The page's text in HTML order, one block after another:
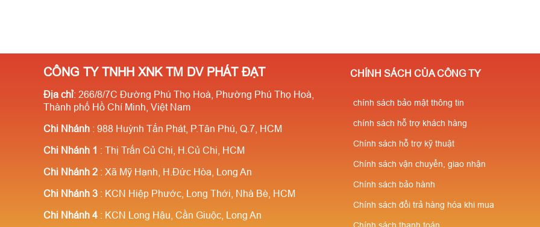
CÔNG TY TNHH XNK TM DV PHÁT ĐẠT
Địa chỉ: 266/8/7C Đường Phú Thọ Hoà, Phường Phú Thọ Hoà,
Thành phố Hồ Chí Minh, Việt Nam
Chi Nhánh : 988 Huỳnh Tấn Phát, P.Tân Phú, Q.7, HCM
Chi Nhánh 1 : Thị Trấn Củ Chi, H.Củ Chi, HCM
Chi Nhánh 2 : Xã Mỹ Hạnh, H.Đức Hòa, Long An
Chi Nhánh 3 : KCN Hiệp Phước, Long Thới, Nhà Bè, HCM
Chi Nhánh 4 : KCN Long Hậu, Cần Giuộc, Long An
CHÍNH SÁCH CỦA CÔNG TY
chính sách bảo mật thông tin
chính sách hỗ trợ khách hàng
Chính sách hỗ trợ kỹ thuật
Chính sách vận chuyển, giao nhận
Chính sách bảo hành
Chính sách đổi trả hàng hóa khi mua
Chính sách thanh toán